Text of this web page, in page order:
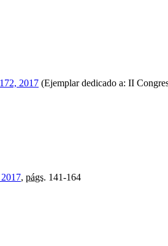
2017 (Ejemplar dedicado a: II
, págs. 141-164